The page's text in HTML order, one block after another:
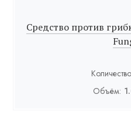
Средство против
Объём: